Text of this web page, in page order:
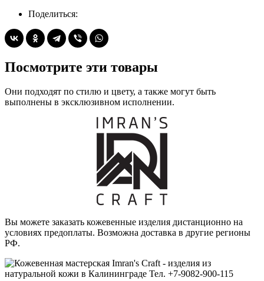
Поделиться:
Посмотрите эти товары
Они подходят по стилю и цвету, а также могут быть
выполнены в эксклюзивном исполнении.
Вы можете заказать кожевенные изделия дистанционно на
условиях предоплаты. Возможна доставка в другие регионы
РФ.